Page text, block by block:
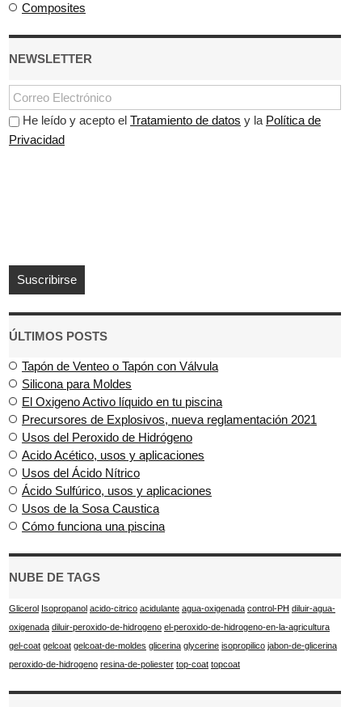
Composites
NEWSLETTER
He leído y acepto el Tratamiento de datos y la Política de
Privacidad
ÚLTIMOS POSTS
Tapón de Venteo o Tapón con Válvula
Silicona para Moldes
El Oxigeno Activo líquido en tu piscina
Precursores de Explosivos, nueva reglamentación 2021
Usos del Peroxido de Hidrógeno
Acido Acético, usos y aplicaciones
Usos del Ácido Nítrico
Ácido Sulfúrico, usos y aplicaciones
Usos de la Sosa Caustica
Cómo funciona una piscina
NUBE DE TAGS
Glicerol Isopropanol acido-citrico acidulante agua-oxigenada control-PH diluir-agua-
oxigenada diluir-peroxido-de-hidrogeno el-peroxido-de-hidrogeno-en-la-agricultura
gel-coat gelcoat gelcoat-de-moldes glicerina glycerine isopropilico jabon-de-glicerina
peroxido-de-hidrogeno resina-de-poliester top-coat topcoat